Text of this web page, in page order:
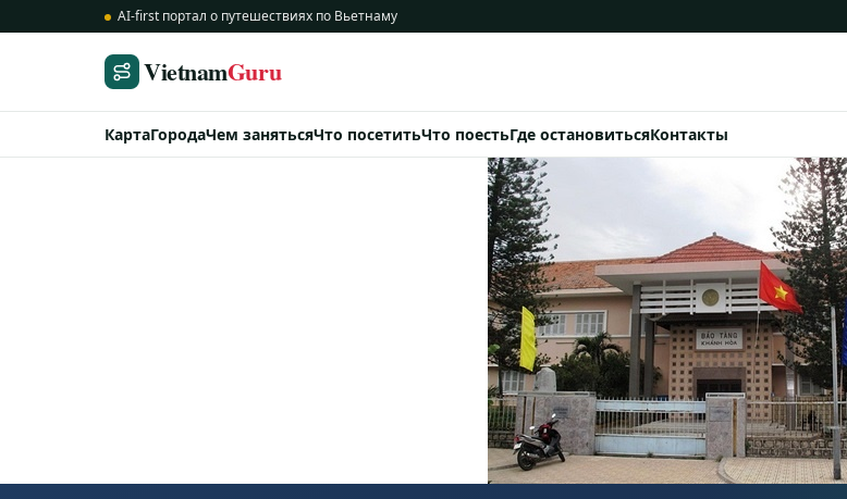
AI-first портал о путешествиях по Вьетнаму
VietnamGuru
КартаГородаЧем занятьсяЧто посетитьЧто поестьГде остановитьсяКонтакты